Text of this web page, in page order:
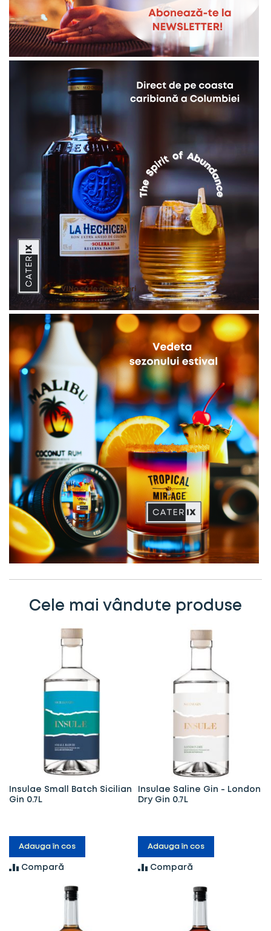
Cele mai vândute produse
Insulae Small Batch Sicilian
Gin 0.7L
Adauga în cos
Compară
Insulae Saline Gin - London
Dry Gin 0.7L
Adauga în cos
Compară